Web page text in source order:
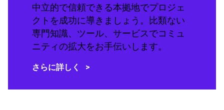
中立的で信頼できる本拠地でプロジェ
クトを成功に導きましょう。比類ない
専門知識、ツール、サービスでコミュ
ニティの拡大をお手伝いします。
さらに詳しく